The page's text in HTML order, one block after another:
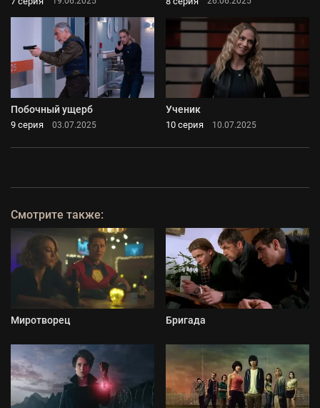
Побочный ущерб
9 серия 03.07.2025
Ученик
10 серия 10.07.2025
Смотрите также:
Миротворец Бригада